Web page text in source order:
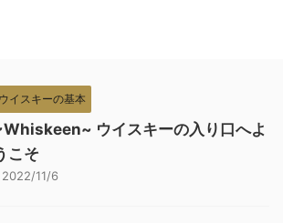
ウイスキーの基本
ウイスキーの入り口へよ
こそ
2022/11/6